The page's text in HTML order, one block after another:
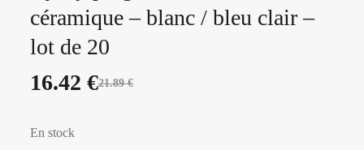
céramique – blanc / bleu clair –
lot de 20
21.89€
16.42 €
En stock